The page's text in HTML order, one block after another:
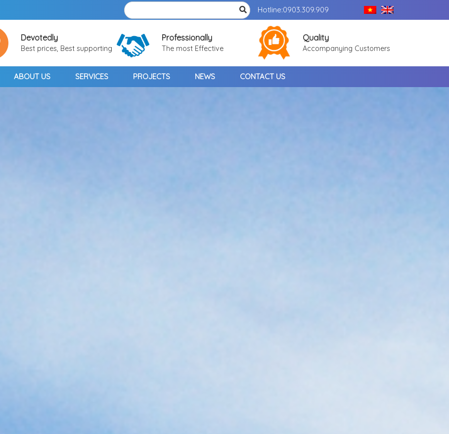
Hotline:0903.309.909
Devotedly
Best prices, Best supporting
Professionally
The most Effective
Quality
Accompanying Customers
ABOUT US SERVICES PROJECTS NEWS CONTACT US